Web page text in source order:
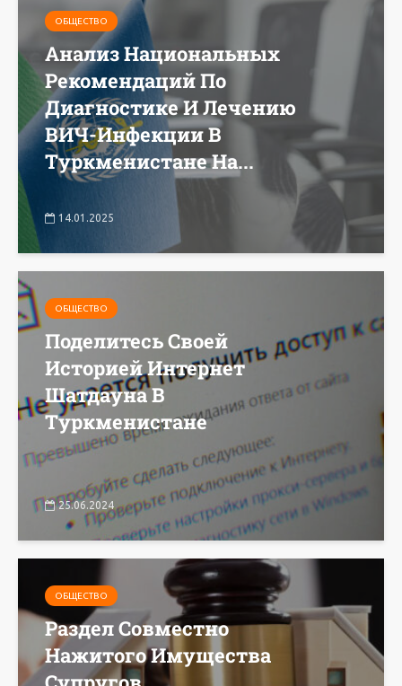
ОБЩЕСТВО
Анализ Национальных
Рекомендаций По
Диагностике И Лечению
ВИЧ-Инфекции В
Туркменистане На...
14.01.2025
ОБЩЕСТВО
Поделитесь Своей
Историей Интернет
Шатдауна В
Туркменистане
25.06.2024
ОБЩЕСТВО
Раздел Совместно
Нажитого Имущества